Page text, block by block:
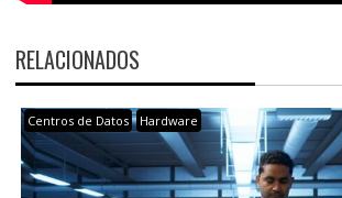
RELACIONADOS
Centros de Datos Hardware